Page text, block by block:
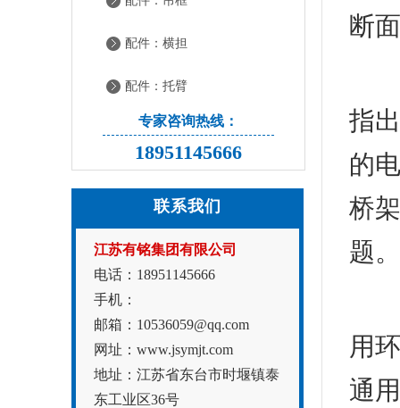
配件：横担
配件：托臂
专家咨询热线：
18951145666
联系我们
江苏有铭集团有限公司
电话：18951145666
手机：
邮箱：10536059@qq.com
网址：www.jsymjt.com
地址：江苏省东台市时堰镇泰
东工业区36号
断
指
的
桥架
题。
用
通